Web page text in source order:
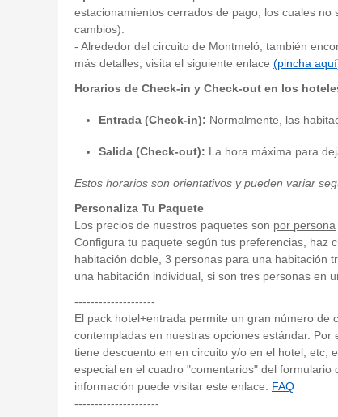
estacionamientos cerrados de pago, los cuales
cambios).
- Alrededor del circuito de Montmeló, también
más detalles, visita el siguiente enlace (pincha aquí
Horarios de Check-in y Check-out en los
Entrada (Check-in): Normalmente, las
Salida (Check-out): La hora máxima para
Estos horarios son orientativos y pueden variar
Personaliza Tu Paquete
Los precios de nuestros paquetes son por persona
Configura tu paquete según tus preferencias, haz
habitación doble, 3 personas para una habitación
una habitación individual, si son tres personas en
--------------------
El pack hotel+entrada permite un gran número de
contempladas en nuestras opciones estándar.
tiene descuento en en circuito y/o en el hotel, etc,
especial en el cuadro "comentarios" del
información puede visitar este enlace: FAQ
---------------------